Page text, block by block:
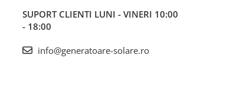
SUPORT CLIENTI LUNI - VINERI 10:00
- 18:00
info@generatoare-solare.ro